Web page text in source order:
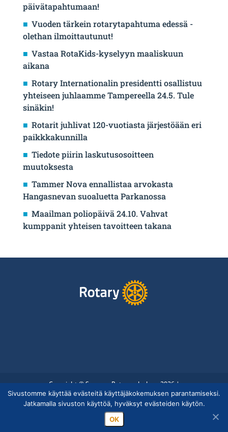
päivätapahtumaan!
Vuoden tärkein rotarytapahtuma edessä -
olethan ilmoittautunut!
Vastaa RotaKids-kyselyyn maaliskuun
aikana
Rotary Internationalin presidentti osallistuu
yhteiseen juhlaamme Tampereella 24.5. Tule
sinäkin!
Rotarit juhlivat 120-vuotiasta järjestöään eri
paikkkakunnilla
Tiedote piirin laskutusosoitteen
muutoksesta
Tammer Nova ennallistaa arvokasta
Hangasnevan suoaluetta Parkanossa
Maailman poliopäivä 24.10. Vahvat
kumppanit yhteisen tavoitteen takana
Copyright © Suomen Rotarypalvelu ry 2026 |
Jäsentietojärjestelmän tietosuojaseloste|Henkilötietojen
käsittely Rotarytoiminnassa
Sivustomme käyttää evästeitä käyttäjäkokemuksen parantamiseksi.
Jatkamalla sivuston käyttöä, hyväksyt evästeiden käytön.
OK